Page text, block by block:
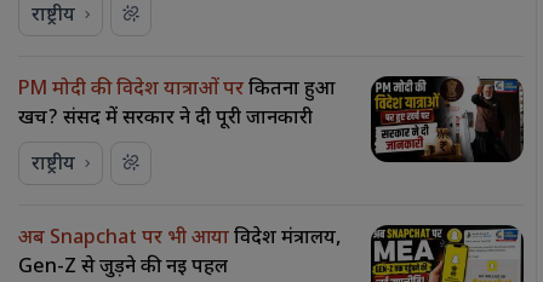
राष्ट्रीय
PM मोदी की विदेश यात्राओं परकितना हुआ
खर्च? संसद में सरकार ने दी पूरी जानकारी
राष्ट्रीय
अब Snapchat पर भी आयाविदेश मंत्रालय,
Gen-Z से जुड़ने की नई पहल